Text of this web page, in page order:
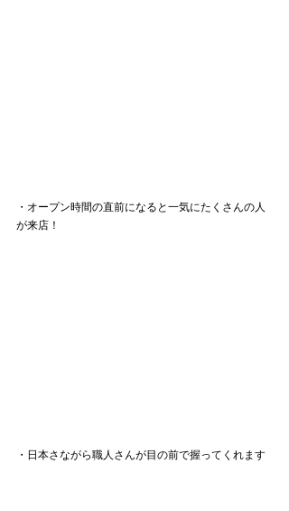
・オープン時間の直前になると一気にたくさんの人
が来店！
・日本さながら職人さんが目の前で握ってくれます